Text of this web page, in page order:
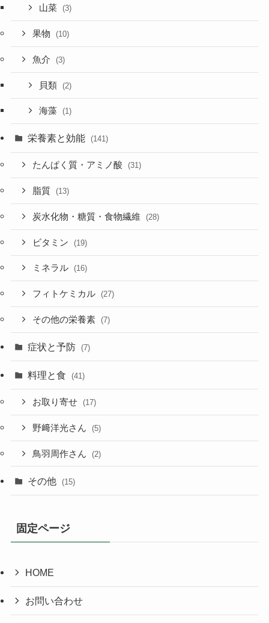
山菜 (3)
果物 (10)
魚介 (3)
貝類 (2)
海藻 (1)
栄養素と効能 (141)
たんぱく質・アミノ酸 (31)
脂質 (13)
炭水化物・糖質・食物繊維 (28)
ビタミン (19)
ミネラル (16)
フィトケミカル (27)
その他の栄養素 (7)
症状と予防 (7)
料理と食 (41)
お取り寄せ (17)
野﨑洋光さん (5)
鳥羽周作さん (2)
その他 (15)
固定ページ
HOME
お問い合わせ